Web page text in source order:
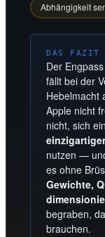
Abhängigkeit
DAS FAZIT
Der
fällt bei der
Hebelmacht
Apple nicht
nicht, sich
nutzen —
es ohne
Gewichte,
begraben,
brauchen.